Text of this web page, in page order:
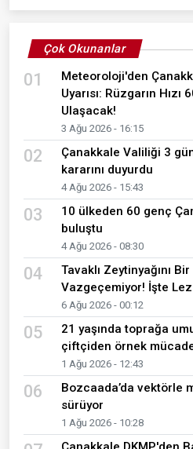
Çok Okunanlar
01
Meteoroloji'den
Uyarısı: Rüzgarın Hızı
Ulaşacak!
3 Ağu 2026 - 16:15
02
Çanakkale Valiliği 3
kararını duyurdu
4 Ağu 2026 - 15:43
03
10 ülkeden 60 genç
buluştu
4 Ağu 2026 - 08:30
04
Tavaklı Zeytinyağını
Vazgeçemiyor! İşte
6 Ağu 2026 - 00:12
05
21 yaşında toprağa
çiftçiden örnek
1 Ağu 2026 - 12:43
06
Bozcaada’da vektörle
sürüyor
1 Ağu 2026 - 10:28